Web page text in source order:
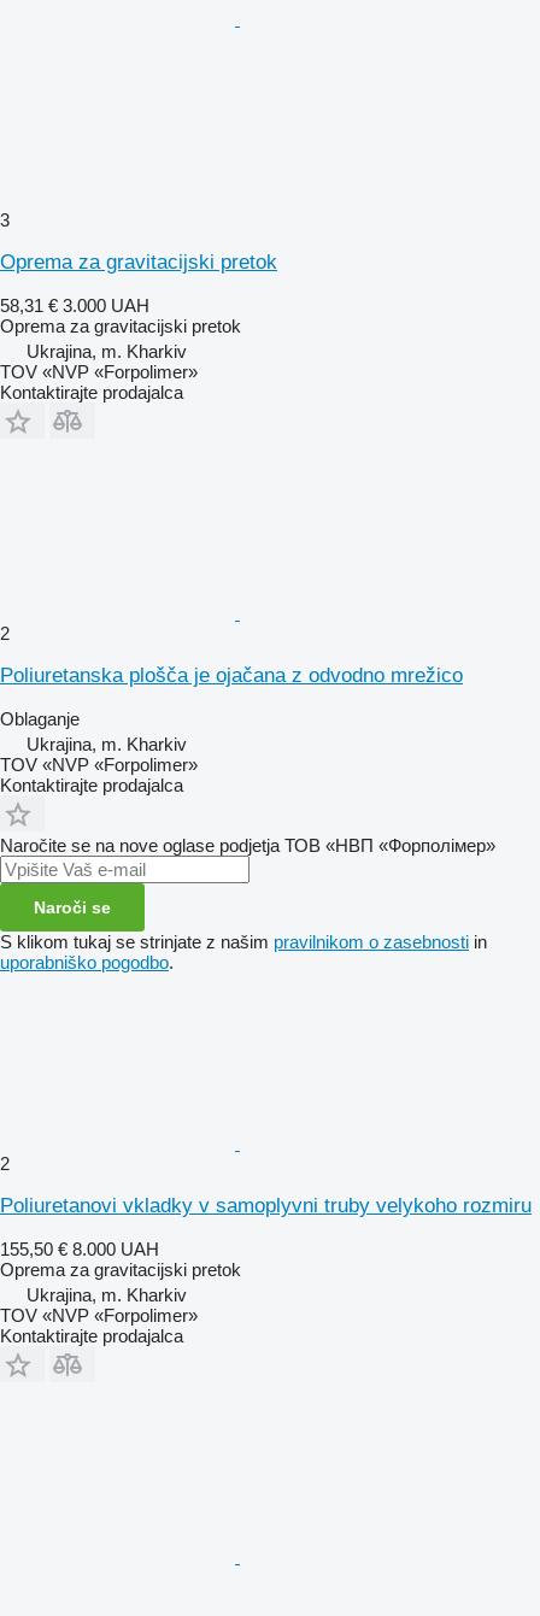
3
Oprema za gravitacijski pretok
58,31 € 3.000 UAH
Oprema za gravitacijski pretok
Ukrajina, m. Kharkiv
TOV «NVP «Forpolimer»
Kontaktirajte prodajalca
2
Poliuretanska plošča je ojačana z odvodno mrežico
Oblaganje
Ukrajina, m. Kharkiv
TOV «NVP «Forpolimer»
Kontaktirajte prodajalca
Naročite se na nove oglase podjetja ТОВ «НВП «Форполімер»
Naroči se
S klikom tukaj se strinjate z našim pravilnikom o zasebnosti in
uporabniško pogodbo.
2
Poliuretanovi vkladky v samoplyvni truby velykoho rozmiru
155,50 € 8.000 UAH
Oprema za gravitacijski pretok
Ukrajina, m. Kharkiv
TOV «NVP «Forpolimer»
Kontaktirajte prodajalca